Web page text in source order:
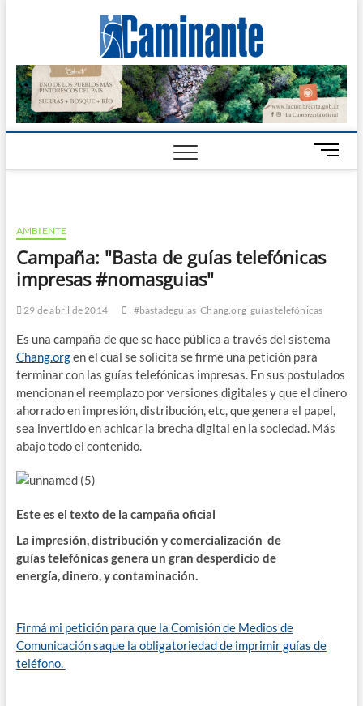
Digital
CALAMUCHITA
B
o
e
n
AMBIENTE
Campaña: "Basta de guías telefónicas
impresas #nomasguias"
29 de abril de 2014 #bastadeguias Chang.org guías telefónicas
Es una campaña de que se hace pública a través del sistema
Chang.orgen el cual se solicita se firme una petición para
terminar con las guías telefónicas impresas. En sus postulados
mencionan el reemplazo por versiones digitales y que el dinero
ahorrado en impresión, distribución, etc, que genera el papel,
sea invertido en achicar la brecha digital en la sociedad. Más
abajo todo el contenido.
Este es el texto de la campaña oficial
La impresión, distribución y comercialización de
guías telefónicas genera un gran desperdicio de
energía, dinero, y contaminación.
Firmá mi petición para que la Comisión de Medios de
Comunicación saque la obligatoriedad de imprimir guías de
teléfono.